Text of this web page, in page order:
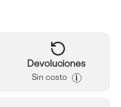
Devoluciones
Sin costo i